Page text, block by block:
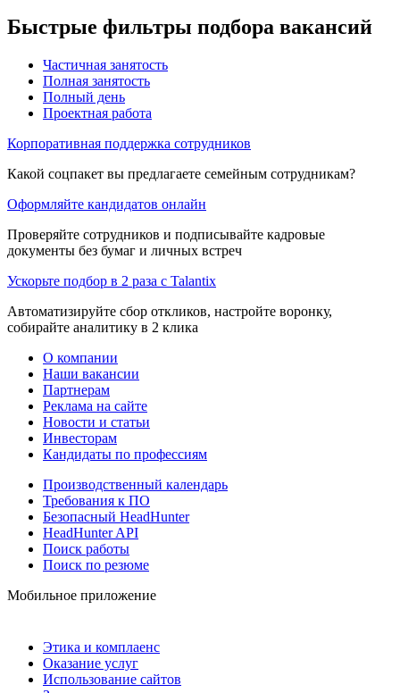
Быстрые фильтры подбора вакансий
Частичная занятость
Полная занятость
Полный день
Проектная работа
Корпоративная поддержка сотрудников
Какой соцпакет вы предлагаете семейным сотрудникам?
Оформляйте кандидатов онлайн
Проверяйте сотрудников и подписывайте кадровые
документы без бумаг и личных встреч
Ускорьте подбор в 2 раза с Talantix
Автоматизируйте сбор откликов, настройте воронку,
собирайте аналитику в 2 клика
О компании
Наши вакансии
Партнерам
Реклама на сайте
Новости и статьи
Инвесторам
Кандидаты по профессиям
Производственный календарь
Требования к ПО
Безопасный HeadHunter
HeadHunter API
Поиск работы
Поиск по резюме
Мобильное приложение
Этика и комплаенс
Оказание услуг
Использование сайтов